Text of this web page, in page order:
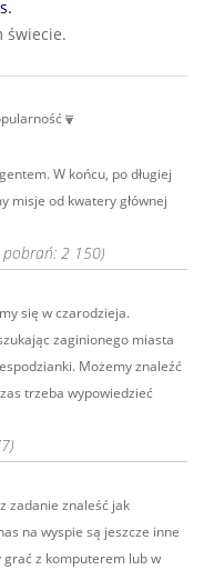
świecie.
W końcu, po długiej
misje od kwatery głównej
2 150)
się w czarodzieja.
zaginionego miasta
Możemy znaleźć
trzeba wypowiedzieć
zadanie znaleść jak
na wyspie są jeszcze inne
z komputerem lub w